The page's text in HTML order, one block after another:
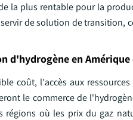
la plus rentable pour la
de solution de
d'hydrogène en Amérique
coût, l'accès aux
le commerce de
régions où les prix du gaz